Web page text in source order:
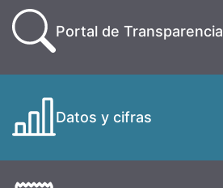
Portal de Transparencia
Datos y cifras